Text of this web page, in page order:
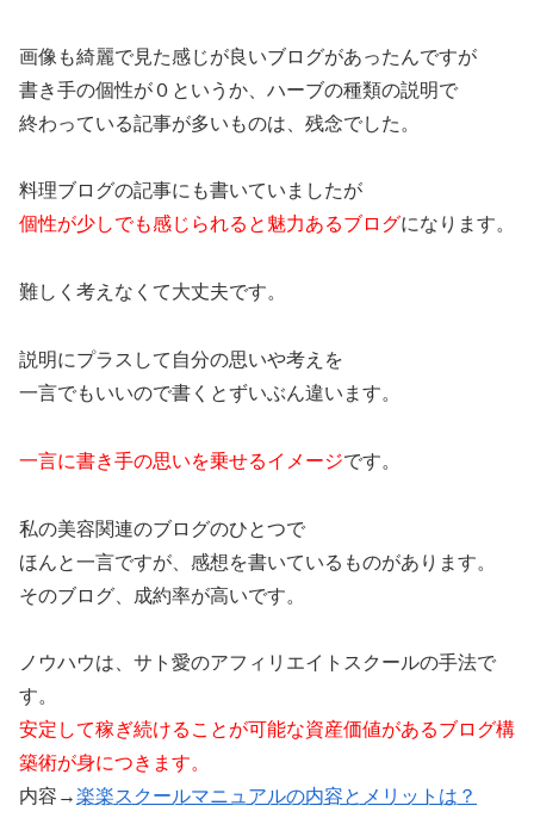
画像も綺麗で見た感じが良いブログがあったんですが
書き手の個性が０というか、ハーブの種類の説明で
終わっている記事が多いものは、残念でした。
料理ブログの記事にも書いていましたが
個性が少しでも感じられると魅力あるブログになります。
難しく考えなくて大丈夫です。
説明にプラスして自分の思いや考えを
一言でもいいので書くとずいぶん違います。
一言に書き手の思いを乗せるイメージです。
私の美容関連のブログのひとつで
ほんと一言ですが、感想を書いているものがあります。
そのブログ、成約率が高いです。
ノウハウは、サト愛のアフィリエイトスクールの手法で
す。
安定して稼ぎ続けることが可能な資産価値があるブログ構
築術が身につきます。
内容→楽楽スクールマニュアルの内容とメリットは？